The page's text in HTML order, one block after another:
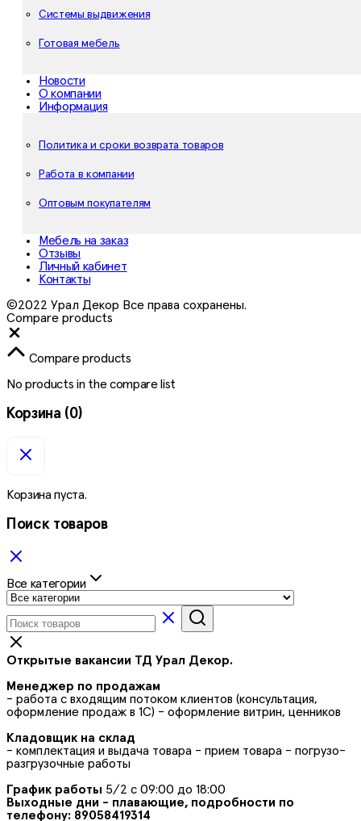
Системы выдвижения
Готовая мебель
Новости
О компании
Информация
Политика и сроки возврата товаров
Работа в компании
Оптовым покупателям
Мебель на заказ
Отзывы
Личный кабинет
Контакты
©2022 Урал Декор Все права сохранены.
Compare products
Compare products
No products in the compare list
Корзина (0)
Корзина пуста.
Поиск товаров
Все категории
Открытые вакансии ТД Урал Декор.
Менеджер по продажам
- работа с входящим потоком клиентов (консультация,
оформление продаж в 1С) - оформление витрин, ценников
Кладовщик на склад
- комплектация и выдача товара - прием товара - погрузо-
разгрузочные работы
График работы 5/2 с 09:00 до 18:00
Выходные дни - плавающие, подробности по
телефону: 89058419314